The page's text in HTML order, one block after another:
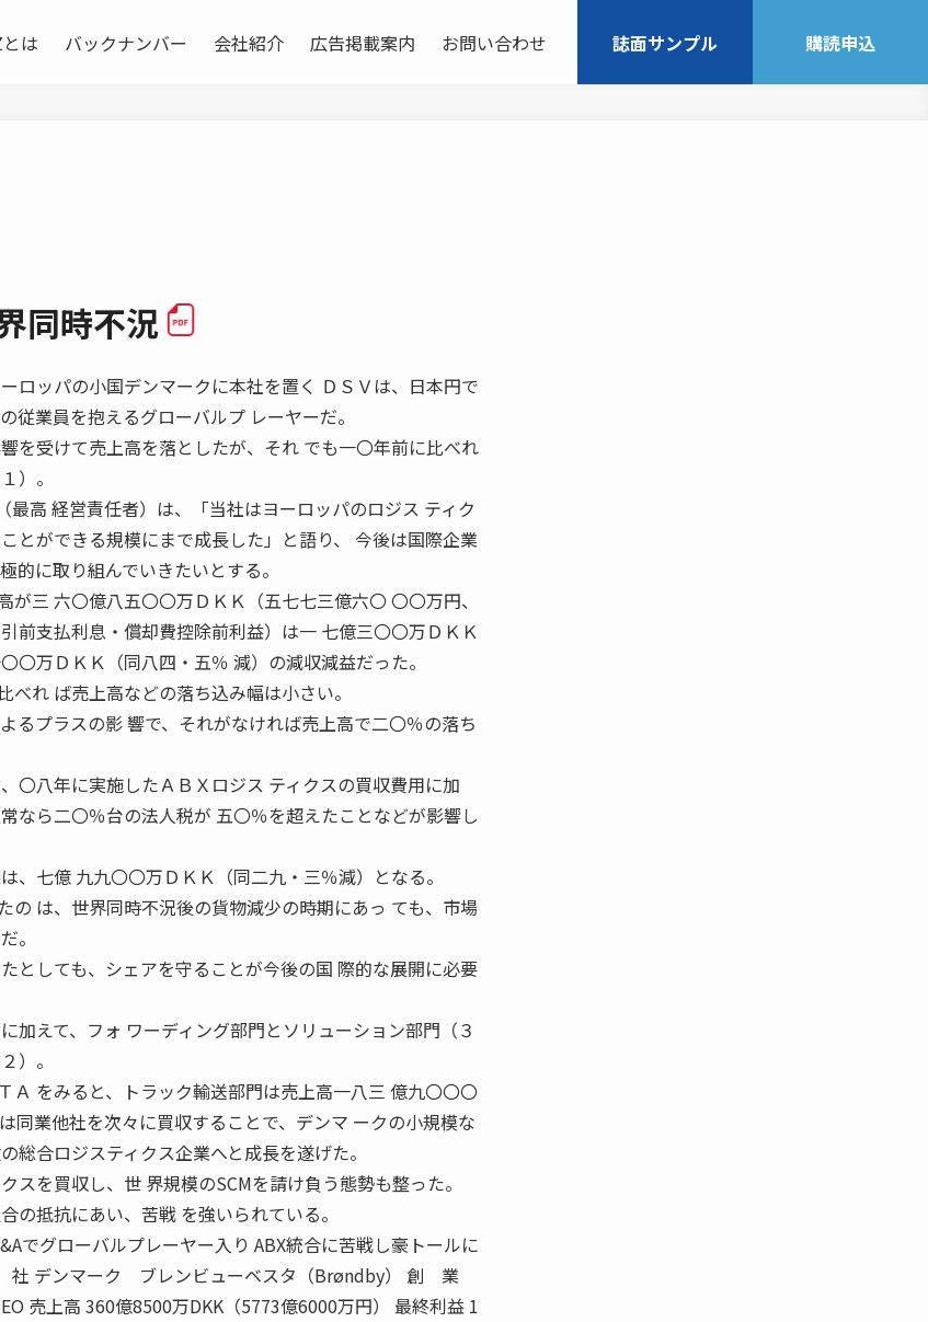
は バックナンバー 会社紹介 広告掲載案内 お問い合わせ 誌面サンプル 購読申込
同時不況
ッパの小国デンマークに本社を置く ＤＳＶは、日本円で
従業員を抱えるグローバルプ レーヤーだ。
を受けて売上高を落としたが、それ でも一〇年前に比べれ
）。
高 経営責任者）は、「当社はヨーロッパのロジス ティク
とができる規模にまで成長した」と語り、 今後は国際企業
的に取り組んでいきたいとする。
三 六〇億八五〇〇万ＤＫＫ（五七七三億六〇 〇〇万円、
前支払利息・償却費控除前利益）は一 七億三〇〇万ＤＫＫ
〇万ＤＫＫ（同八四・五％ 減）の減収減益だった。
れ ば売上高などの落ち込み幅は小さい。
るプラスの影 響で、それがなければ売上高で二〇％の落ち
〇八年に実施したＡＢＸロジス ティクスの買収費用に加
なら二〇％台の法人税が 五〇％を超えたことなどが影響し
、七億 九九〇〇万ＤＫＫ（同二九・三％減）となる。
は、世界同時不況後の貨物減少の時期にあっ ても、市場
。
としても、シェアを守ることが今後の国 際的な展開に必要
加えて、フォ ワーディング部門とソリューション部門（３
）。
をみると、トラック輸送部門は売上高一八三 億九〇〇〇
同業他社を次々に買収することで、デンマ ークの小規模な
総合ロジスティクス企業へと成長を遂げた。
スを買収し、世 界規模のSCMを請け負う態勢も整った。
の抵抗にあい、苦戦 を強いられている。
でグローバルプレーヤー入り ABX統合に苦戦し豪トールに
社 デンマーク ブレンビューベスタ（Brøndby） 創 業
売上高 360億8500万DKK（5773億6000万円） 最終利益 1